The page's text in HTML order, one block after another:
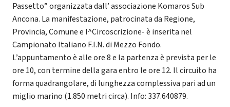
Passetto” organizzata dall’ associazione Komaros Sub
Ancona. La manifestazione, patrocinata da Regione,
Provincia, Comune e I^Circoscrizione- è inserita nel
Campionato Italiano F.I.N. di Mezzo Fondo.
L’appuntamento è alle ore 8 e la partenza è prevista per le
ore 10, con termine della gara entro le ore 12. Il circuito ha
forma quadrangolare, di lunghezza complessiva pari ad un
miglio marino (1.850 metri circa). Info: 337.640879.